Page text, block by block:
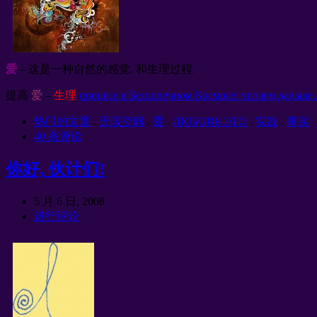
爱 – 这是一种自然的感觉. 和生理过程.
提高 爱 – 生理 процесс в Бесконечном Космосе: читаем дальше
热门的文章 . 无限空间 . 爱 . ЛЮБОВЬ ЭТО . 实践 . 事实
40 条评论
你好, 伙计们!
5 月 6 日, 2008
进行评论